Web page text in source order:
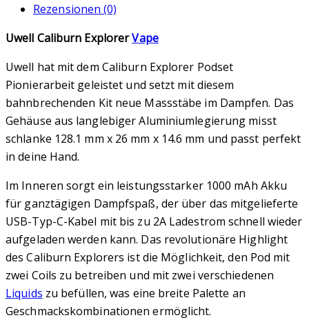
Rezensionen (0)
Uwell Caliburn ExplorerVape
Uwell hat mit dem Caliburn Explorer Podset
Pionierarbeit geleistet und setzt mit diesem
bahnbrechenden Kit neue Massstäbe im Dampfen. Das
Gehäuse aus langlebiger Aluminiumlegierung misst
schlanke 128.1 mm x 26 mm x 14.6 mm und passt perfekt
in deine Hand.
Im Inneren sorgt ein leistungsstarker 1000 mAh Akku
für ganztägigen Dampfspaß, der über das mitgelieferte
USB-Typ-C-Kabel mit bis zu 2A Ladestrom schnell wieder
aufgeladen werden kann. Das revolutionäre Highlight
des Caliburn Explorers ist die Möglichkeit, den Pod mit
zwei Coils zu betreiben und mit zwei verschiedenen
Liquids zu befüllen, was eine breite Palette an
Geschmackskombinationen ermöglicht.